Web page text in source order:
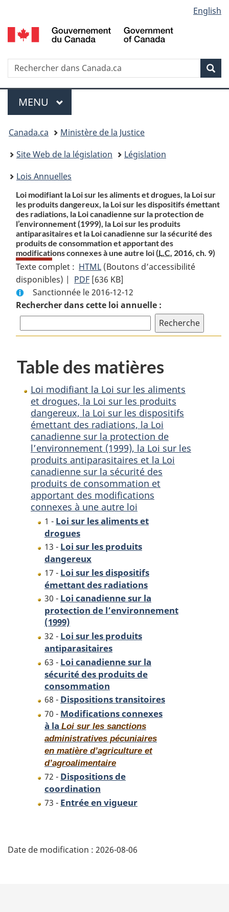
au
contenu
propos
de
la
HTML
simplifiée
selection
English
Recherche
Menu
MENU PRINCIPAL
Vous
etes
ici
Canada.ca
Ministère de la Justice
Site Web de la législation
Législation
Lois Annuelles
Loi modifiant la Loi sur les aliments et drogues, la Loi sur
les produits dangereux, la Loi sur les dispositifs émettant
des radiations, la Loi canadienne sur la protection de
l’environnement (1999), la Loi sur les produits
antiparasitaires et la Loi canadienne sur la sécurité des
produits de consommation et apportant des
modifications connexes à une autre loi (L.C. 2016, ch. 9)
Texte complet : HTML Texte
complet
:
Loi
modifiant
la
les
et
drogues,
la
Loi
sur
les
produits
dangereux,
la
Loi
sur
dispositifs
des
radiations,
la
Loi
sur
la
protection
de
l’environnement
(1999),
la
Loi
sur
les
produits
antiparasitaires
la
la
(Boutons d’accessibilité
disponibles) | PDF Texte
complet
:
Loi
modifiant
sur
aliments
et
drogues,
la
Loi
sur
les
produits
dangereux,
la
Loi
les
dispositifs
émettant
des
radiations,
la
canadienne
sur
la
protection
de
l’environnement
(1999),
la
Loi
sur
les
produits
antiparasitaires
et
sur
[636 KB]
Sanctionnée le 2016-12-12
Rechercher dans cette loi annuelle :
Table des matières
Loi modifiant la Loi sur les aliments
et drogues, la Loi sur les produits
dangereux, la Loi sur les dispositifs
émettant des radiations, la Loi
canadienne sur la protection de
l’environnement (1999), la Loi sur les
produits antiparasitaires et la Loi
canadienne sur la sécurité des
produits de consommation et
apportant des modifications
connexes à une autre loi
1 - Loi sur les aliments et
drogues
13 - Loi sur les produits
dangereux
17 - Loi sur les dispositifs
émettant des radiations
30 - Loi canadienne sur la
protection de l’environnement
(1999)
32 - Loi sur les produits
antiparasitaires
63 - Loi canadienne sur la
sécurité des produits de
consommation
68 - Dispositions transitoires
70 - Modifications connexes
à la Loi sur les sanctions
administratives pécuniaires
en matière d’agriculture et
d’agroalimentaire
72 - Dispositions de
coordination
73 - Entrée en vigueur
é
Date de modification : 2026-08-06